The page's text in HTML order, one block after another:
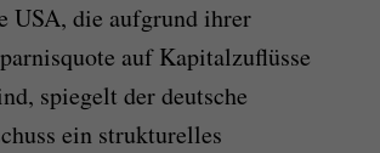
USA, die aufgrund ihrer
auf Kapitalzuflüsse
spiegelt der deutsche
ein strukturelles